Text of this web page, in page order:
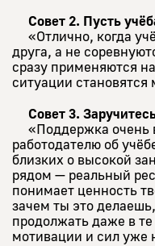
Совет 2. Пусть
«Отлично, когда
друга, а не
сразу применяются
ситуации
Совет 3.
«Поддержка очень
работодателю об
близких о высокой
рядом — реальный
понимает ценность
зачем ты это
продолжать даже в
мотивации и сил уже